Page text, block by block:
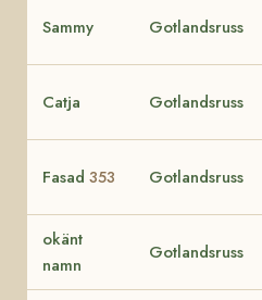
Sammy Gotlandsruss
Catja Gotlandsruss
Fasad 353 Gotlandsruss
okänt
namn
Gotlandsruss